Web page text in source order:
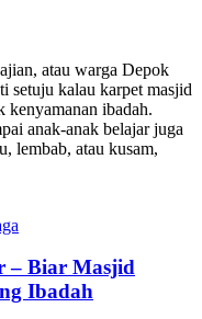
atau warga Depok
setuju kalau karpet masjid
kenyamanan ibadah.
anak-anak belajar juga
lembab, atau kusam,
– Biar Masjid
Ibadah